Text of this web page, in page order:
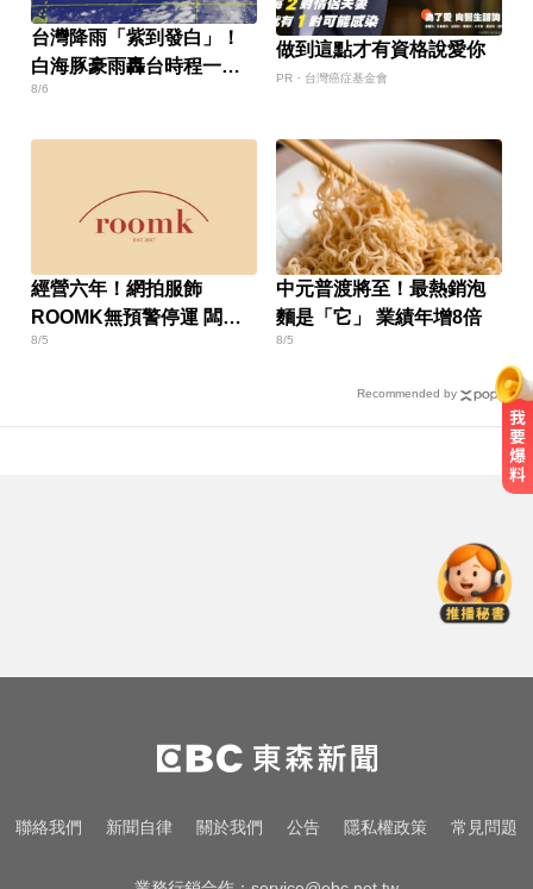
台灣降雨「紫到發白」！
白海豚豪雨轟台時程一次
看
8/6
做到這點才有資格說愛你
PR・台灣癌症基金會
經營六年！網拍服飾
ROOMK無預警停運 闆娘
發聲
8/5
中元普渡將至！最熱銷泡
麵是「它」 業績年增8倍
8/5
Recommended by
下半身重創身亡
生人迴避！台中海線將送肉粽 路
線、時間曝光
緯創2度延後發放股利成首例 金管
聯絡我們 新聞自律 關於我們 公告 隱私權政策 常見問題